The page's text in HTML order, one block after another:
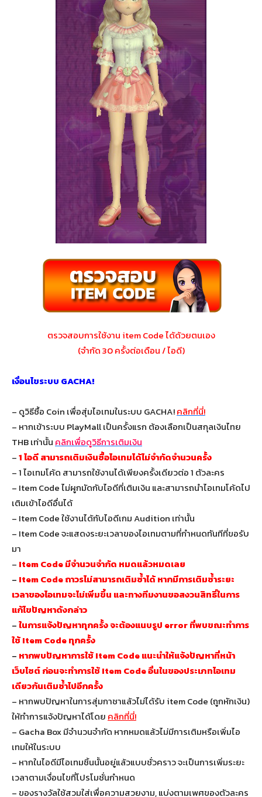
ตรวจสอบการใช้งาน item Code ได้ด้วยตนเอง
(จำกัด 30 ครั้งต่อเดือน / ไอดี)
เงื่อนไขระบบ GACHA!
– ดูวิธีซื้อ Coin เพื่อสุ่มไอเทมในระบบ GACHA!คลิกที่นี่!
– หากเข้าระบบ PlayMall เป็นครั้งแรก ต้องเลือกเป็นสกุลเงินไทย
THB เท่านั้น คลิกเพื่อดูวิธีการเติมเงิน
–1 ไอดี สามารถเติมเงินซื้อไอเทมได้ไม่จำกัดจำนวนครั้ง
– 1 ไอเทมโค้ด สามารถใช้งานได้เพียงครั้งเดียวต่อ 1 ตัวละคร
– Item Code ไม่ผูกมัดกับไอดีที่เติมเงิน และสามารถนำไอเทมโค้ดไป
เติมเข้าไอดีอื่นได้
– Item Code ใช้งานได้กับไอดีเกม Audition เท่านั้น
– Item Code จะแสดงระยะเวลาของไอเทมตามที่กำหนดทันทีที่ขอรับ
มา
– Item Code มีจำนวนจำกัด หมดแล้วหมดเลย
– Item Code ถาวรไม่สามารถเติมซ้ำได้ หากมีการเติมซ้ำระยะ
เวลาของไอเทมจะไม่เพิ่มขึ้น และทางทีมงานขอสงวนสิทธิ์ในการ
แก้ไขปัญหาดังกล่าว
–ในการแจ้งปัญหาทุกครั้ง จะต้องแนบรูป error ที่พบขณะทำการ
ใช้ Item Code ทุกครั้ง
– หากพบปัญหาการใช้ Item Code แนะนำให้แจ้งปัญหาที่หน้า
เว็บไซต์ ก่อนจะทำการใช้ Item Code อื่นในของประเภทไอเทม
เดียวกันเติมซ้ำไปอีกครั้ง
– หากพบปัญหาในการสุ่มกาชาแล้วไม่ได้รับ item Code (ถูกหักเงิน)
ให้ทำการแจ้งปัญหาได้โดย คลิกที่นี่!
– Gacha Box มีจำนวนจำกัด หากหมดแล้วไม่มีการเติมหรือเพิ่มไอ
เทมให้ในระบบ
– หากในไอดีมีไอเทมชิ้นนั้นอยู่แล้วแบบชั่วคราว จะเป็นการเพิ่มระยะ
เวลาตามเงื่อนไขที่โปรโมชั่นกำหนด
– ของรางวัลใช้สวมใส่เพื่อความสวยงาม, แบ่งตามเพศของตัวละคร